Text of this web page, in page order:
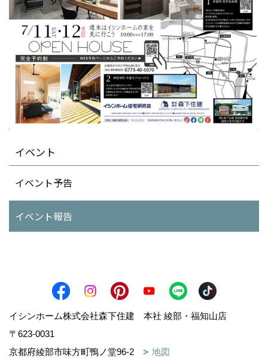
イベント
イベント予告
イベント報告
イシンホーム株式会社森下住建 本社 綾部・福知山店
〒623-0031
京都府綾部市味方町鴨ノ堂96-2
地図